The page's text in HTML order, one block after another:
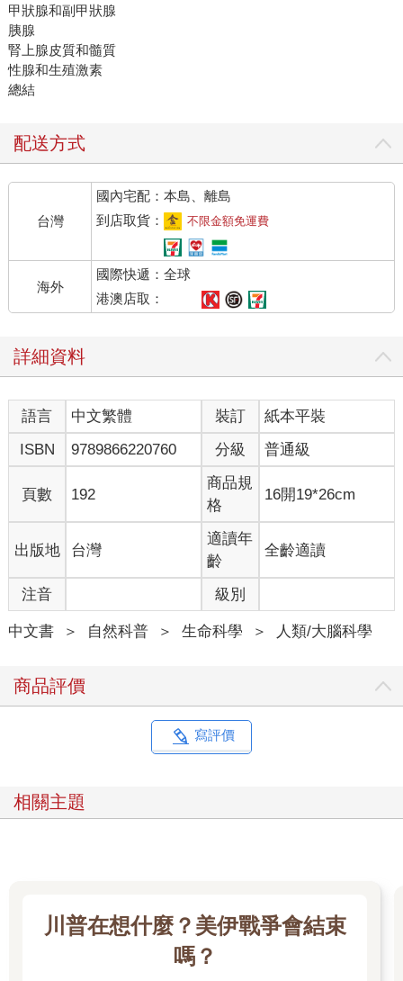
甲狀腺和副甲狀腺
胰腺
腎上腺皮質和髓質
性腺和生殖激素
總結
配送方式
台灣
國內宅配：本島、離島
到店取貨：
不限金額免運費
海外
國際快遞：全球
港澳店取：
詳細資料
語言 中文繁體 裝訂
紙本平裝
ISBN
9789866220760 分級 普通級
頁數 192
商品規
格
16開19*26cm
出版地 台灣
適讀年
齡
全齡適讀
注音 級別
中文書 ＞ 自然科普 ＞ 生命科學 ＞ 人類/大腦科學
商品評價
寫評價
相關主題
川普在想什麼？美伊戰爭會結束
嗎？